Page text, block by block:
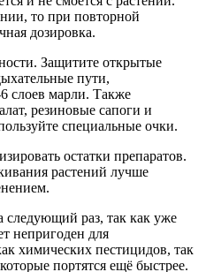
то при повторной
дозировка.
Защитите открытые
пути,
6 слоев марли. Также
резиновые сапоги и
специальные очки.
остатки препаратов.
растений лучше
следующий раз, так как уже
непригоден для
химических пестицидов, так
портятся ещё быстрее.